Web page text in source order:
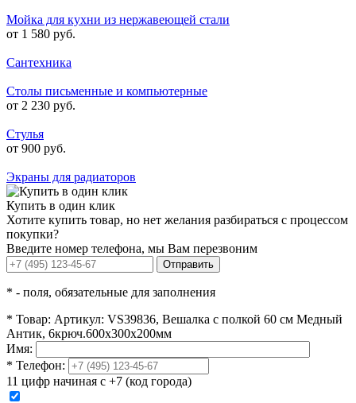
Мойка для кухни из нержавеющей стали
от 1 580 руб.
Сантехника
Столы письменные и компьютерные
от 2 230 руб.
Стулья
от 900 руб.
Экраны для радиаторов
Купить в один клик
Хотите купить товар, но нет желания разбираться с процессом
покупки?
Введите номер телефона, мы Вам перезвоним
Отправить
* - поля, обязательные для заполнения
* Товар: Артикул: VS39836, Вешалка с полкой 60 см Медный
Антик, 6крюч.600х300х200мм
Имя:
* Телефон:
11 цифр начиная с +7 (код города)